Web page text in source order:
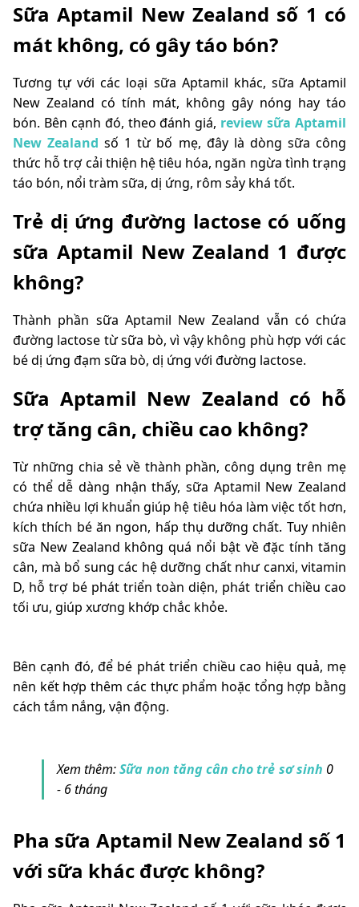
Sữa Aptamil New Zealand số 1 có
mát không, có gây táo bón?
Tương tự với các loại sữa Aptamil khác, sữa Aptamil
New Zealand có tính mát, không gây nóng hay táo
bón. Bên cạnh đó, theo đánh giá, review sữa Aptamil
New Zealand số 1 từ bố mẹ, đây là dòng sữa công
thức hỗ trợ cải thiện hệ tiêu hóa, ngăn ngừa tình trạng
táo bón, nổi tràm sữa, dị ứng, rôm sảy khá tốt.
Trẻ dị ứng đường lactose có uống
sữa Aptamil New Zealand 1 được
không?
Thành phần sữa Aptamil New Zealand vẫn có chứa
đường lactose từ sữa bò, vì vậy không phù hợp với các
bé dị ứng đạm sữa bò, dị ứng với đường lactose.
Sữa Aptamil New Zealand có hỗ
trợ tăng cân, chiều cao không?
Từ những chia sẻ về thành phần, công dụng trên mẹ
có thể dễ dàng nhận thấy, sữa Aptamil New Zealand
chứa nhiều lợi khuẩn giúp hệ tiêu hóa làm việc tốt hơn,
kích thích bé ăn ngon, hấp thụ dưỡng chất. Tuy nhiên
sữa New Zealand không quá nổi bật về đặc tính tăng
cân, mà bổ sung các hệ dưỡng chất như canxi, vitamin
D, hỗ trợ bé phát triển toàn diện, phát triển chiều cao
tối ưu, giúp xương khớp chắc khỏe.
Bên cạnh đó, để bé phát triển chiều cao hiệu quả, mẹ
nên kết hợp thêm các thực phẩm hoặc tổng hợp bằng
cách tắm nắng, vận động.
Xem thêm:Sữa non tăng cân cho trẻ sơ sinh 0
- 6 tháng
Pha sữa Aptamil New Zealand số 1
với sữa khác được không?